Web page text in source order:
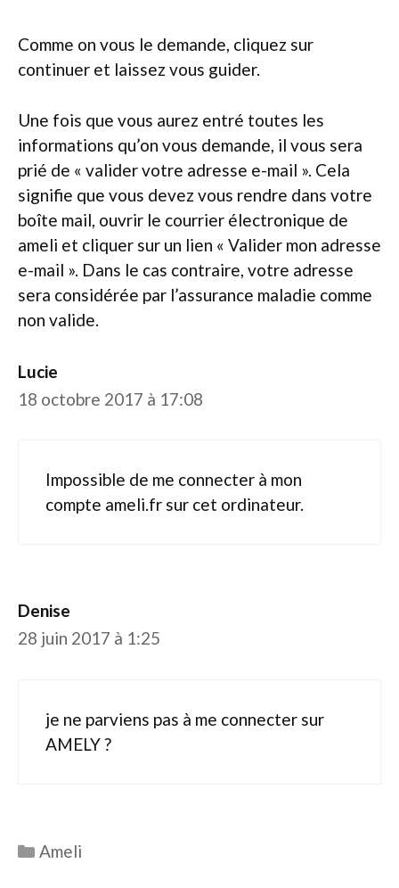
Comme on vous le demande, cliquez sur
continuer et laissez vous guider.
Une fois que vous aurez entré toutes les
informations qu’on vous demande, il vous sera
prié de « valider votre adresse e-mail ». Cela
signifie que vous devez vous rendre dans votre
boîte mail, ouvrir le courrier électronique de
ameli et cliquer sur un lien « Valider mon adresse
e-mail ». Dans le cas contraire, votre adresse
sera considérée par l’assurance maladie comme
non valide.
Lucie
18 octobre 2017 à 17:08
Impossible de me connecter à mon
compte ameli.fr sur cet ordinateur.
Denise
28 juin 2017 à 1:25
je ne parviens pas à me connecter sur
AMELY ?
Catégories
Ameli